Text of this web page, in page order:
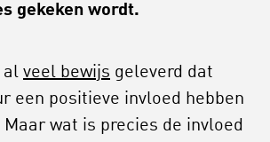
gekeken wordt.
al veel bewijs geleverd dat
een positieve invloed hebben
Maar wat is precies de invloed